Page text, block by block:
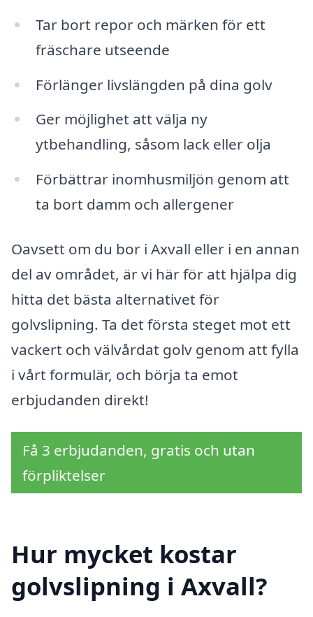
Tar bort repor och märken för ett
fräschare utseende
Förlänger livslängden på dina golv
Ger möjlighet att välja ny
ytbehandling, såsom lack eller olja
Förbättrar inomhusmiljön genom att
ta bort damm och allergener
Oavsett om du bor i Axvall eller i en annan
del av området, är vi här för att hjälpa dig
hitta det bästa alternativet för
golvslipning. Ta det första steget mot ett
vackert och välvårdat golv genom att fylla
i vårt formulär, och börja ta emot
erbjudanden direkt!
Få 3 erbjudanden, gratis och utan
förpliktelser
Hur mycket kostar
golvslipning i Axvall?